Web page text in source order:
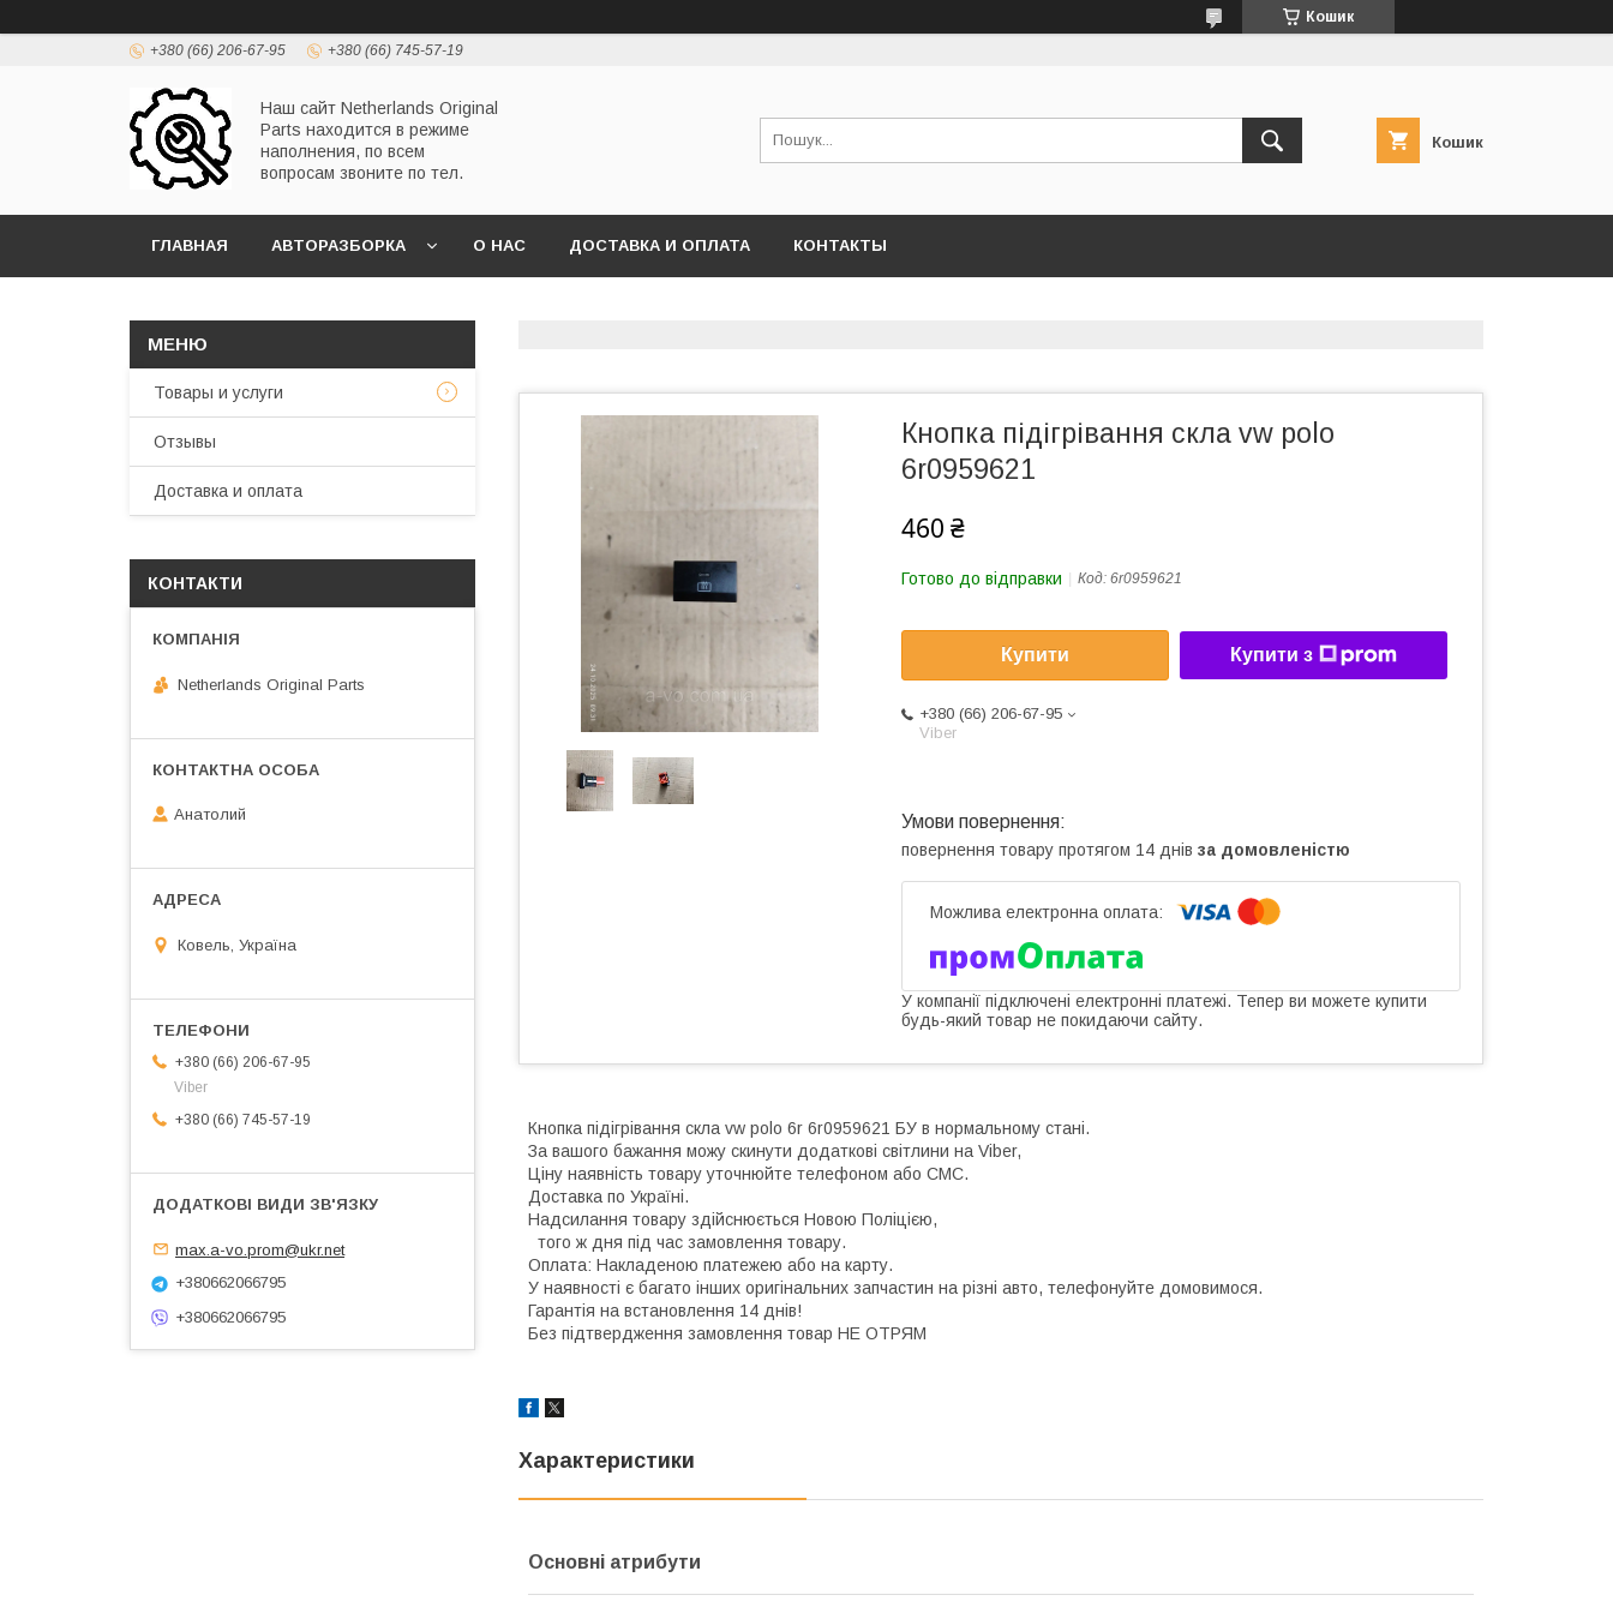
Кошик
+380 (66) 206-67-95 +380 (66) 745-57-19
Наш сайт Netherlands Original
Parts находится в режиме
наполнения, по всем
вопросам звоните по тел.
Кошик
ГЛАВНАЯ АВТОРАЗБОРКА О НАС ДОСТАВКА И ОПЛАТА КОНТАКТЫ
Кнопка підігрівання скла vw polo
6r0959621
460 ₴
Готово до відправки Код: 6r0959621
Купити Купити з
+380 (66) 206-67-95
Viber
повернення товару протягом 14 днів за домовленістю
У компанії підключені електронні платежі. Тепер ви можете купити
будь-який товар не покидаючи сайту.
Кнопка підігрівання скла vw polo 6r 6r0959621 БУ в нормальному стані.
За вашого бажання можу скинути додаткові світлини на Viber,
Ціну наявність товару уточнюйте телефоном або СМС.
Доставка по Україні.
Надсилання товару здійснюється Новою Поліцією,
того ж дня під час замовлення товару.
Оплата: Накладеною платежею або на карту.
У наявності є багато інших оригінальних запчастин на різні авто, телефонуйте домовимося.
Гарантія на встановлення 14 днів!
Без підтвердження замовлення товар НЕ ОТРЯМ
Характеристики
Основні атрибути
Товары и услуги
Отзывы
Доставка и оплата
КОНТАКТИ
Netherlands Original Parts
Анатолий
Ковель, Україна
+380 (66) 206-67-95
Viber
+380 (66) 745-57-19
max.a-vo.prom@ukr.net
+380662066795
+380662066795